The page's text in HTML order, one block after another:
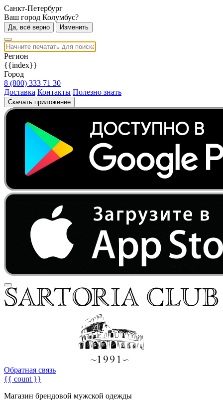
Санкт-Петербург
Ваш город Колумбус?
Да, всё верно Изменить
Регион
{{index}}
Город
8 (800) 333 71 30
Доставка Контакты Полезно знать
Скачать приложение
Обратная связь
{{ count }}
Магазин брендовой мужской одежды